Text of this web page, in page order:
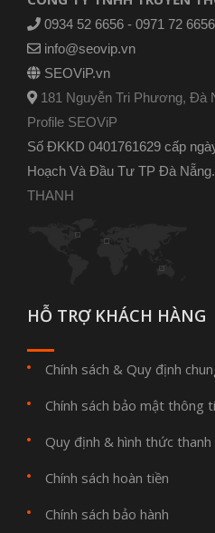
0934 52 6656 - 0971 72 6656
info@seovip.vn
SEOViP.vn
181 Nguyễn Tri Phương, Đà
Profile SEOViP
Số ĐKKD 0401761629 cấp
Hoạch Và Đầu Tư TP Đà
THANH
HỖ TRỢ KHÁCH HÀNG
Chính sách & Quy định
Chính sách bảo mật thông
Quy định & hình thức
Chính sách hoàn tiền
Chính sách bảo hành